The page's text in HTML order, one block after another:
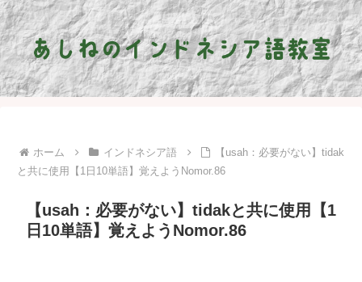
ホーム インドネシア語
【usah：必要がない】tidak
と共に使用【1日10単語】覚えようNomor.86
【usah：必要がない】tidakと共に使用【1
日10単語】覚えようNomor.86